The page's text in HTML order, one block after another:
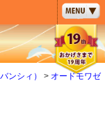
ンシィ）
オードモワゼ
ペー
ジト
ップ
へ